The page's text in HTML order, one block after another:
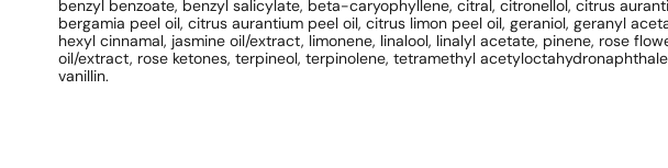
benzyl benzoate, benzyl salicylate, beta-caryophyllene, citral, citronellol, citrus
bergamia peel oil, citrus aurantium peel oil, citrus limon peel oil, geraniol, geranyl
hexyl cinnamal, jasmine oil/extract, limonene, linalool, linalyl acetate, pinene, rose
oil/extract, rose ketones, terpineol, terpinolene, tetramethyl
vanillin.